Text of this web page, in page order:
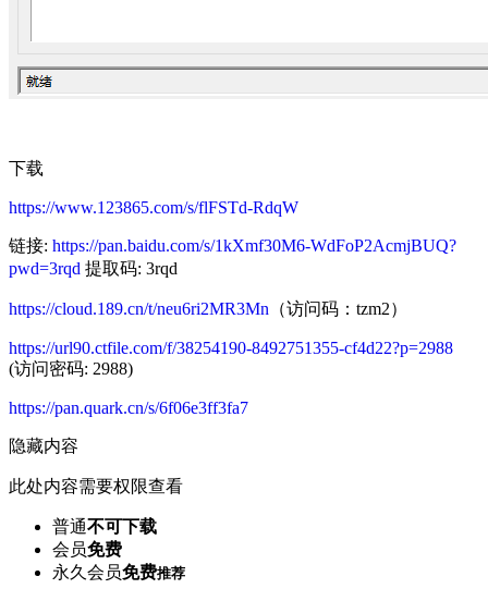
下载
https://www.123865.com/s/flFSTd-RdqW
链接: https://pan.baidu.com/s/1kXmf30M6-WdFoP2AcmjBUQ?
pwd=3rqd 提取码: 3rqd
https://cloud.189.cn/t/neu6ri2MR3Mn （访问码：tzm2）
https://url90.ctfile.com/f/38254190-8492751355-cf4d22?p=2988
(访问密码: 2988)
https://pan.quark.cn/s/6f06e3ff3fa7
隐藏内容
此处内容需要权限查看
普通不可下载
会员免费
永久会员免费推荐